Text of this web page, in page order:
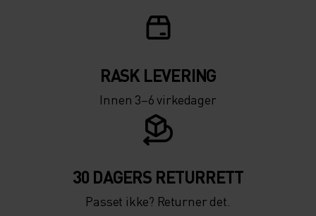
RASK LEVERING
Innen 3–6 virkedager
30 DAGERS RETURRETT
Passet ikke? Returner det.